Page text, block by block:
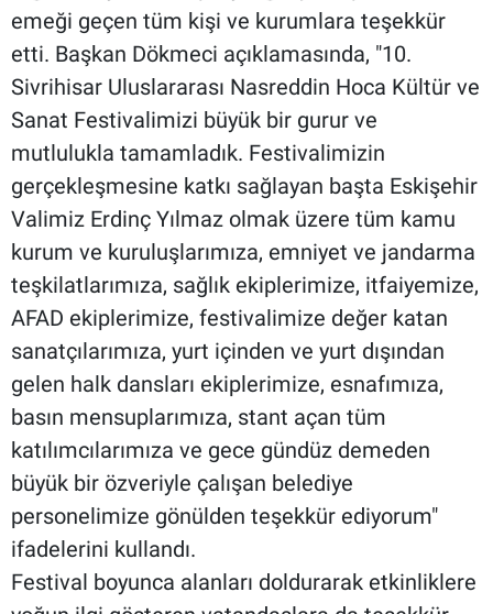
emeği geçen tüm kişi ve kurumlara teşekkür
etti. Başkan Dökmeci açıklamasında, "10.
Sivrihisar Uluslararası Nasreddin Hoca Kültür ve
Sanat Festivalimizi büyük bir gurur ve
mutlulukla tamamladık. Festivalimizin
gerçekleşmesine katkı sağlayan başta Eskişehir
Valimiz Erdinç Yılmaz olmak üzere tüm kamu
kurum ve kuruluşlarımıza, emniyet ve jandarma
teşkilatlarımıza, sağlık ekiplerimize, itfaiyemize,
AFAD ekiplerimize, festivalimize değer katan
sanatçılarımıza, yurt içinden ve yurt dışından
gelen halk dansları ekiplerimize, esnafımıza,
basın mensuplarımıza, stant açan tüm
katılımcılarımıza ve gece gündüz demeden
büyük bir özveriyle çalışan belediye
personelimize gönülden teşekkür ediyorum"
ifadelerini kullandı.
Festival boyunca alanları doldurarak etkinliklere